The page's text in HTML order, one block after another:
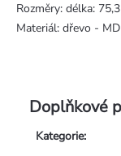
Rozměry: délka:
Materiál: dřevo -
Doplňkové
Kategorie: